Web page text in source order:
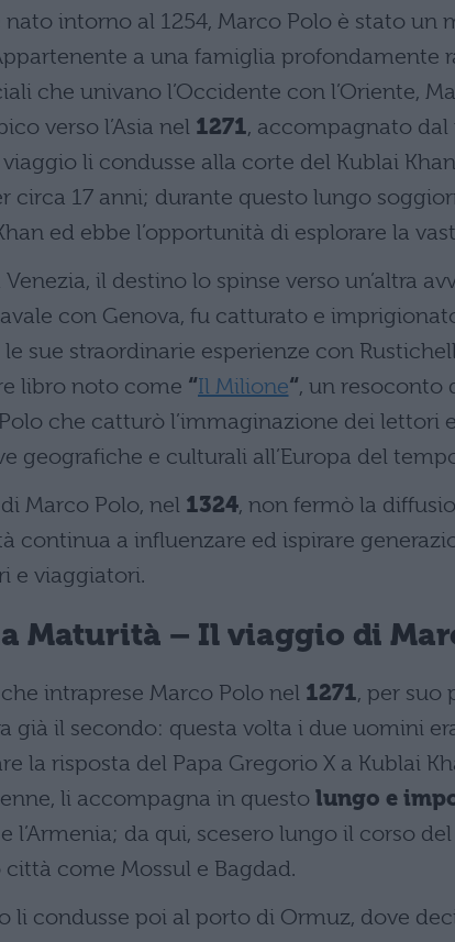
nato intorno al 1254, Marco Polo è stato un
a una famiglia profondamente
che univano l’Occidente con l’Oriente,
verso l’Asia nel 1271, accompagnato
li condusse alla corte del Kublai
circa 17 anni; durante questo lungo
ed ebbe l’opportunità di esplorare la
il destino lo spinse verso un’altra
con Genova, fu catturato e
sue straordinarie esperienze con
libro noto come “Il Milione“, un resoconto
che catturò l’immaginazione dei lettori
geografiche e culturali all’Europa del
Marco Polo, nel 1324, non fermò la
continua a influenzare ed ispirare
e viaggiatori.
Maturità – Il viaggio di
intraprese Marco Polo nel 1271, per suo
già il secondo: questa volta i due uomini
la risposta del Papa Gregorio X a Kublai
li accompagna in questo lungo e
e l’Armenia; da qui, scesero lungo il corso
come Mossul e Bagdad.
li condusse poi al porto di Ormuz, dove